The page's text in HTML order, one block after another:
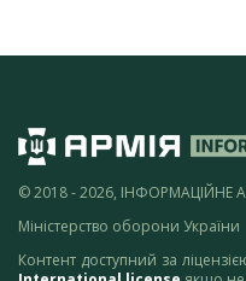
© 2018 - 2026, ІНФОРМАЦІЙНЕ
Міністерство оборони України
Контент доступний за